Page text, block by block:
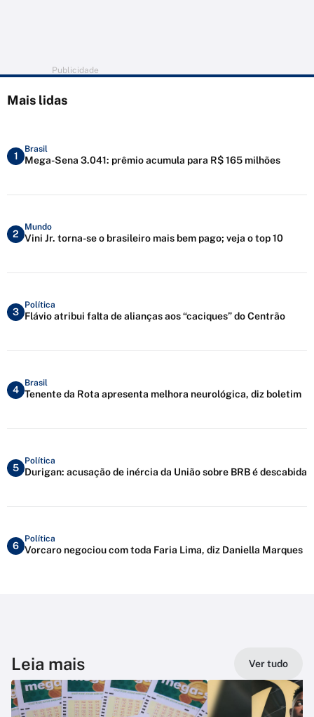
Publicidade
Mais lidas
1
Brasil
Mega-Sena 3.041: prêmio acumula para R$ 165 milhões
2
Mundo
Vini Jr. torna-se o brasileiro mais bem pago; veja o top 10
3
Política
Flávio atribui falta de alianças aos “caciques” do Centrão
4
Brasil
Tenente da Rota apresenta melhora neurológica, diz boletim
5
Política
Durigan: acusação de inércia da União sobre BRB é descabida
6
Política
Vorcaro negociou com toda Faria Lima, diz Daniella Marques
Leia mais Ver tudo